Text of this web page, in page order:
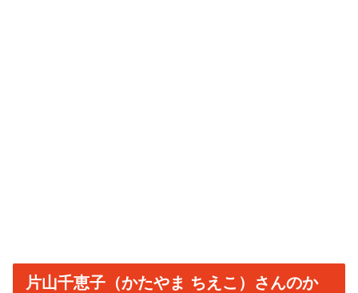
片山千恵子（かたやま ちえこ）さんのか